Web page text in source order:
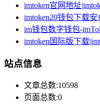
imtoken官网地址
imtoken20钱包下载
im钱包数字钱包-
imtoken国际版下载
站点信息
文章总数:10598
页面总数:0